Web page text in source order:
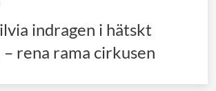
indragen i hätskt
rena rama cirkusen